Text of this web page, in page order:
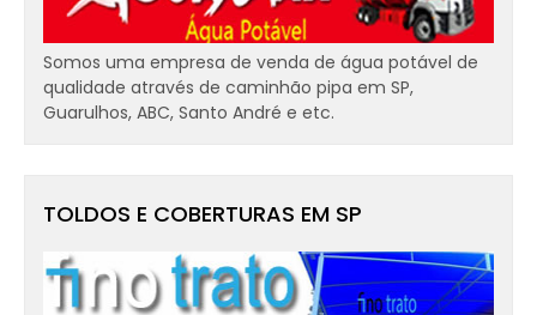
Somos uma empresa de venda de água potável de
qualidade através de caminhão pipa em SP,
Guarulhos, ABC, Santo André e etc.
TOLDOS E COBERTURAS EM SP